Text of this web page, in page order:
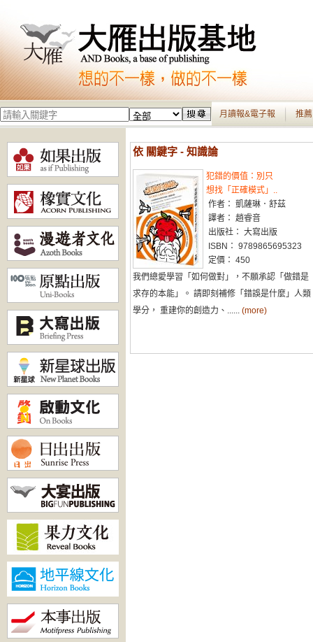
月讀報&電子報 推
依 關鍵字 - 知識論
犯錯的價值：別只
想找「正確模式」..
作者： 凱薩琳．舒茲
譯者： 趙睿音
出版社： 大寫出版
ISBN： 9789865695323
定價： 450
我們總愛學習「如何做對」，不願承認「做錯是
求存的本能」。 請即刻補修「錯誤是什麼」人類
學分， 重建你的創造力、...... (more)